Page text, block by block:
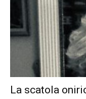
La scatola